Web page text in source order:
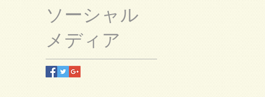
ソーシャル
メディア